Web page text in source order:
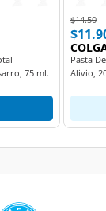
75 ml.
Price
$14.50to
Pasta
Alivio,